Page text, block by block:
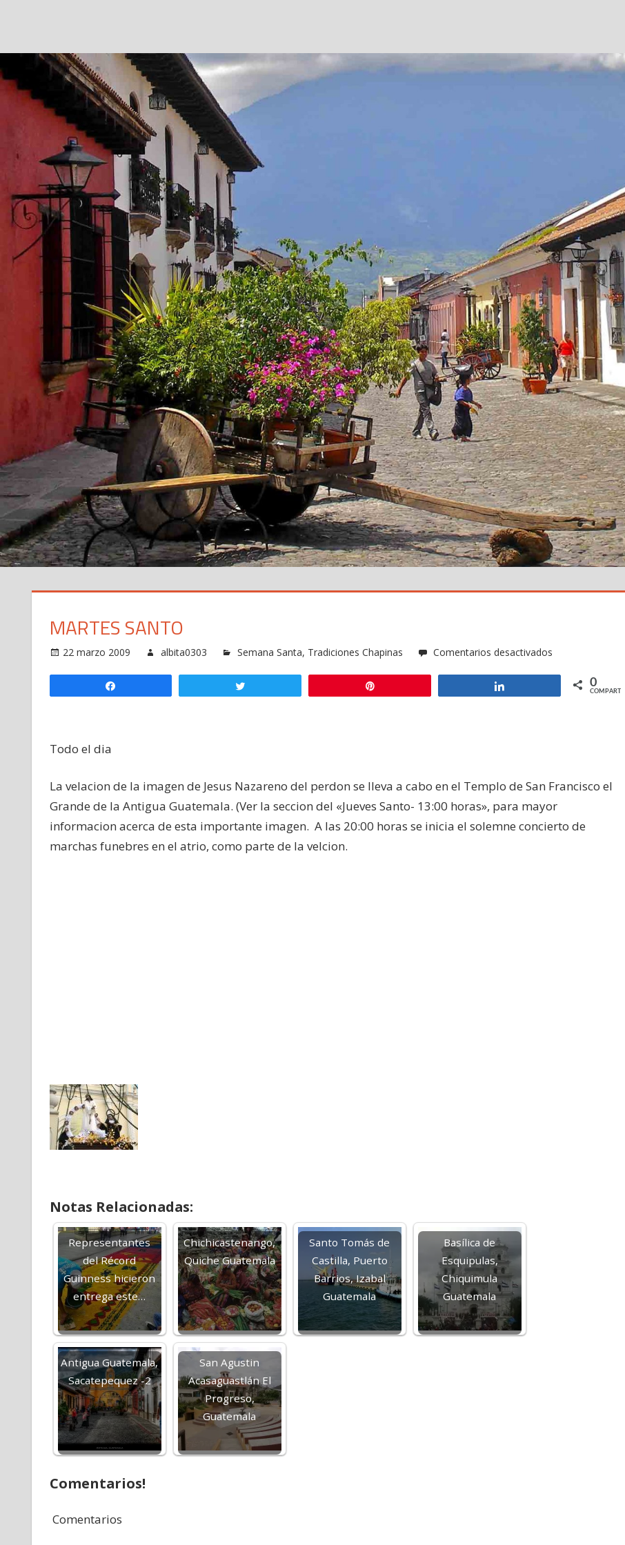
MARTES SANTO
22 marzo 2009 albita0303 Semana Santa, Tradiciones Chapinas Comentarios desactivados
Santo
0
COMPARTIR
Todo el dia
La velacion de la imagen de Jesus Nazareno del perdon se lleva a cabo en el Templo de San Francisco el
Grande de la Antigua Guatemala. (Ver la seccion del «Jueves Santo- 13:00 horas», para mayor
informacion acerca de esta importante imagen. A las 20:00 horas se inicia el solemne concierto de
marchas funebres en el atrio, como parte de la velcion.
Notas Relacionadas:
Representantes
del Récord
Guinness hicieron
entrega este…
Chichicastenango,
Quiche Guatemala
Santo Tomás de
Castilla, Puerto
Barrios, Izabal
Guatemala
Basílica de
Esquipulas,
Chiquimula
Guatemala
Antigua Guatemala,
Sacatepequez -2
San Agustin
Acasaguastlán El
Progreso,
Guatemala
Comentarios!
Comentarios